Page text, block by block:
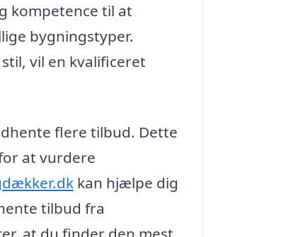
kompetence til at
bygningstyper.
vil en kvalificeret
flere tilbud. Dette
at vurdere
kan hjælpe dig
tilbud fra